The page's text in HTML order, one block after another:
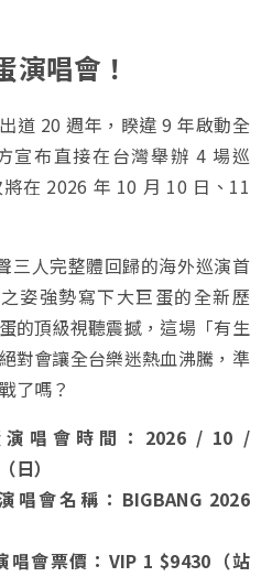
演唱會！
道 20 週年，睽違 9 年啟動全
宣布直接在台灣舉辦 4 場巡
在 2026 年 10 月 10 日、11
三人完整體回歸的海外巡演首
姿強勢寫下大巨蛋的全新歷
的頂級視聽震撼，這場「有生
對會讓全台樂迷熱血沸騰，準
了嗎？
演唱會時間：2026 / 10 /
日）
唱會名稱：BIGBANG 2026
唱會票價： VIP 1 $9430（站